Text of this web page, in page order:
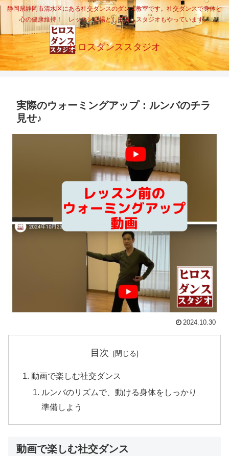
静岡県静岡市清水区にある社交ダンスのダンス教室です。社交ダンスで身体と
心の健康維持！ レッスン会場として貸しスタジオもやっています。
ヒロスダンススタジオ
実際のウォーミングアップ：ルンバのチラ
見せ♪
2024.10.30
目次
動画で楽しむ社交ダンス
ルンバのリズムで、動ける身体をしっかり
準備しよう
動画で楽しむ社交ダンス